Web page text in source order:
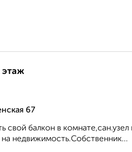
этаж
67
свой балкон в
недвижимость.Собственник...